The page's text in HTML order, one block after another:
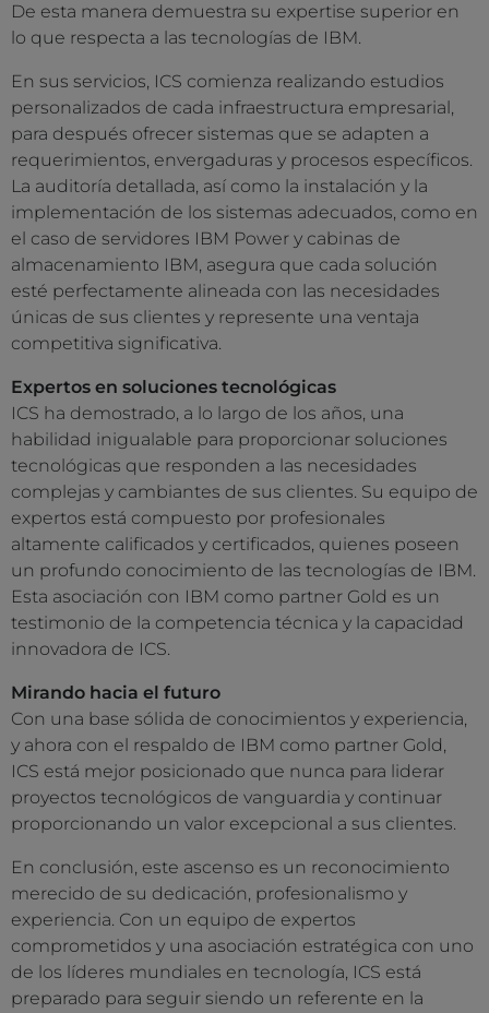
De esta manera demuestra su expertise superior en
lo que respecta a las tecnologías de IBM.
En sus servicios, ICS comienza realizando estudios
personalizados de cada infraestructura empresarial,
para después ofrecer sistemas que se adapten a
requerimientos, envergaduras y procesos específicos.
La auditoría detallada, así como la instalación y la
implementación de los sistemas adecuados, como en
el caso de servidores IBM Power y cabinas de
almacenamiento IBM, asegura que cada solución
esté perfectamente alineada con las necesidades
únicas de sus clientes y represente una ventaja
competitiva significativa.
Expertos en soluciones tecnológicas
ICS ha demostrado, a lo largo de los años, una
habilidad inigualable para proporcionar soluciones
tecnológicas que responden a las necesidades
complejas y cambiantes de sus clientes. Su equipo de
expertos está compuesto por profesionales
altamente calificados y certificados, quienes poseen
un profundo conocimiento de las tecnologías de IBM.
Esta asociación con IBM como partner Gold es un
testimonio de la competencia técnica y la capacidad
innovadora de ICS.
Mirando hacia el futuro
Con una base sólida de conocimientos y experiencia,
y ahora con el respaldo de IBM como partner Gold,
ICS está mejor posicionado que nunca para liderar
proyectos tecnológicos de vanguardia y continuar
proporcionando un valor excepcional a sus clientes.
En conclusión, este ascenso es un reconocimiento
merecido de su dedicación, profesionalismo y
experiencia. Con un equipo de expertos
comprometidos y una asociación estratégica con uno
de los líderes mundiales en tecnología, ICS está
preparado para seguir siendo un referente en la